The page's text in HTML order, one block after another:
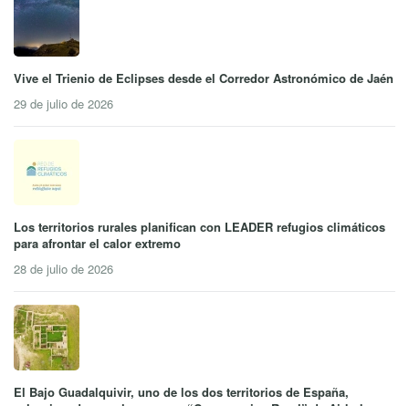
Vive el Trienio de Eclipses desde el Corredor Astronómico de Jaén
29 de julio de 2026
Los territorios rurales planifican con LEADER refugios climáticos
para afrontar el calor extremo
28 de julio de 2026
El Bajo Guadalquivir, uno de los dos territorios de España,